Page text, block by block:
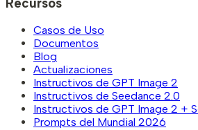
Casos de Uso
Documentos
Blog
Actualizaciones
Instructivos de GPT Image 2
Instructivos de Seedance 2.0
Instructivos de GPT Image 2 +
Prompts del Mundial 2026